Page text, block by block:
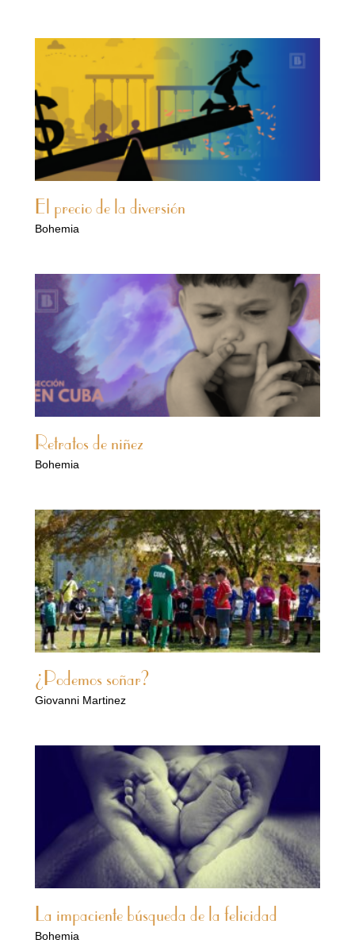
El precio de la diversión
Bohemia
Retratos de niñez
Bohemia
¿Podemos soñar?
Giovanni Martinez
La impaciente búsqueda de la felicidad
Bohemia